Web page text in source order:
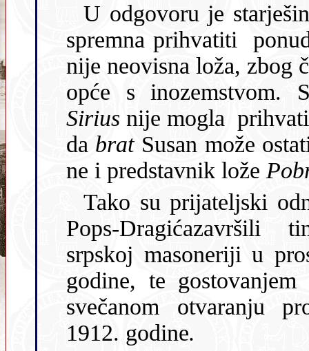
U odgovoru je
spremna prihvatiti
nije neovisna loža, zbog čega im nije dopušteno da neposredno
Sirius nije mogla prihvatiti ponuđenog zastupnika, te je
da bratSusan može ostati samo
ne i predstavnik lože
Tako su prijateljski
Pops-Dragićazavršili
srpskoj masoneriji u prostorijama riječke lože svibnja 1911.
svečanom otvaranju
1912. godine.